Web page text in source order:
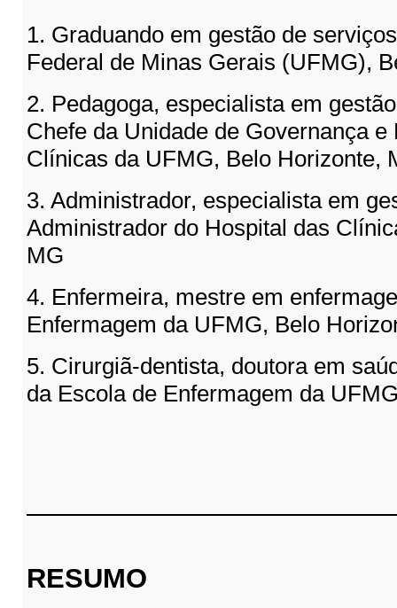
1. Graduando em gestão de
Federal de Minas Gerais (UFMG),
2. Pedagoga, especialista em
Chefe da Unidade de Governança
Clínicas da UFMG, Belo Horizonte,
3. Administrador, especialista em
Administrador do Hospital das
MG
4. Enfermeira, mestre em
Enfermagem da UFMG, Belo
5. Cirurgiã-dentista, doutora em
da Escola de Enfermagem da
RESUMO